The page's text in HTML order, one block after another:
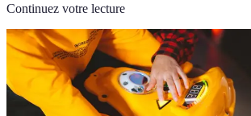
Continuez votre lecture